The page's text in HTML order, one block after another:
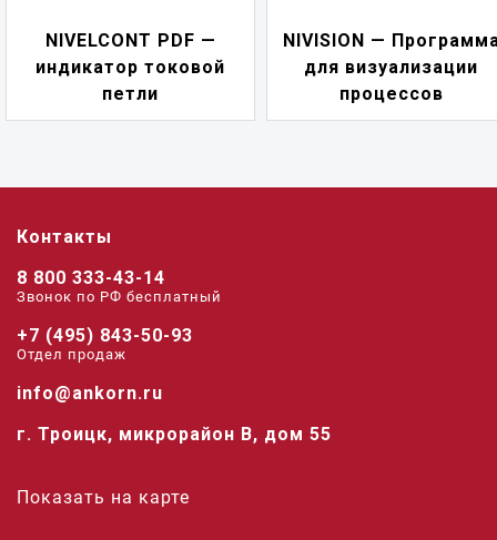
NIVELCONT PDF —
индикатор токовой
петли
NIVISION —
для визуализации
процессов
Контакты
8 800 333-43-14
Звонок по РФ беcплатный
+7 (495) 843-50-93
Отдел продаж
info@ankorn.ru
г. Троицк, микрорайон В, дом 55
Показать на карте